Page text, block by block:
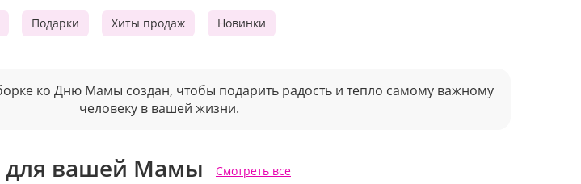
Подарки Хиты продаж Новинки
ко Дню Мамы создан, чтобы подарить радость и тепло самому важному
человеку в вашей жизни.
для вашей Мамы Смотреть все